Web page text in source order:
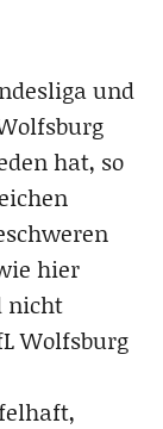
und
hat, so
hier
nicht
Wolfsburg